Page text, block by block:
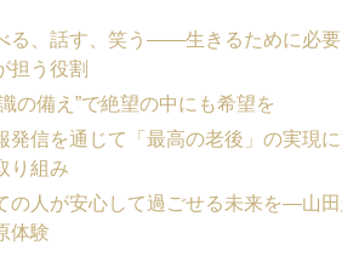
る、話す、笑う――生きるために必
担う役割
の備え”で絶望の中にも希望を
発信を通じて「最高の老後」の実現
り組み
の人が安心して過ごせる未来を―山
体験